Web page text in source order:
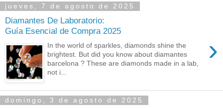
jueves, 7 de agosto de 2025
Diamantes De Laboratorio:
Guía Esencial de Compra 2025
›
In the world of sparkles, diamonds shine the
brightest. But did you know about diamantes
barcelona ? These are diamonds made in a lab,
not i...
domingo, 3 de agosto de 2025